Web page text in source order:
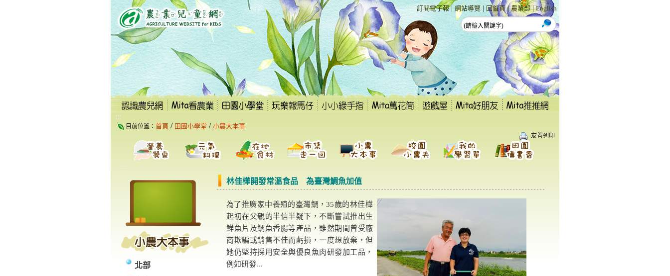
跳
到
主
要
內
容
區
塊
::: 訂閱電子報 |網站導覽 |回首頁 |農業部 |English
:::
目前位置： 首頁 / 田園小學堂 / 小農大本事
友善列印
:::
北部
林佳樺開發常溫食品 為臺灣鯛魚加值
為了推廣家中養殖的臺灣鯛，35歲的林佳樺
起初在父親的半信半疑下，不斷嘗試推出生
鮮魚片及鯛魚香腸等產品，雖然期間曾受廠
商欺騙或銷售不佳而虧損，一度想放棄，但
她仍堅持採用安全與優良魚肉研發加工品，
例如研發...